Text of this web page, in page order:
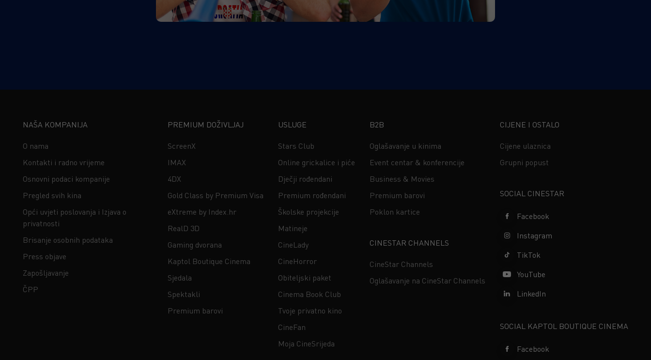
NAŠA KOMPANIJA
O nama
Kontakti i radno vrijeme
Osnovni podaci kompanije
Pregled svih kina
Opći uvjeti poslovanja i Izjava o
privatnosti
Brisanje osobnih podataka
Press objave
Zapošljavanje
ČPP
PREMIUM DOŽIVLJAJ
ScreenX
IMAX
4DX
Gold Class by Premium Visa
eXtreme by Index.hr
RealD 3D
Gaming dvorana
Kaptol Boutique Cinema
Sjedala
Spektakli
Premium barovi
USLUGE
Stars Club
Online grickalice i piće
Dječji rođendani
Premium rođendani
Školske projekcije
Matineje
CineLady
CineHorror
Obiteljski paket
Cinema Book Club
Tvoje privatno kino
CineFan
Moja CineSrijeda
B2B
Oglašavanje u kinima
Event centar & konferencije
Business & Movies
Premium barovi
Poklon kartice
CINESTAR CHANNELS
CineStar Channels
Oglašavanje na CineStar Channels
CIJENE I OSTALO
Cijene ulaznica
Grupni popust
SOCIAL CINESTAR
Facebook
Instagram
TikTok
YouTube
LinkedIn
SOCIAL KAPTOL BOUTIQUE CINEMA
Facebook